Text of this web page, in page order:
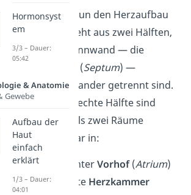
wir uns nun den Herzaufbau
an: Das Herz besteht aus zwei Hälften,
durch eine Trennwand — die
(Septum) —
voneinander getrennt sind.
linke und die rechte Hälfte sind
in jeweils zwei Räume
unterteilt, und zwar in:
linker und rechterVorhof(Atrium)
linke und rechte Herzkammer
Hormonsyst
em
3/3 – Dauer:
05:42
& Anatomie
Gewebe
Aufbau der
Haut
einfach
erklärt
1/3 – Dauer:
04:01